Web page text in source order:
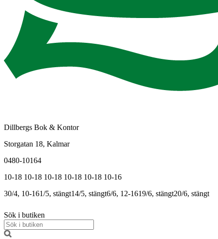
Dillbergs Bok & Kontor
Storgatan 18, Kalmar
0480-10164
10-18 10-18 10-18 10-18 10-18 10-16
30/4, 10-161/5, stängt14/5, stängt6/6, 12-1619/6, stängt20/6, stängt
Sök i butiken